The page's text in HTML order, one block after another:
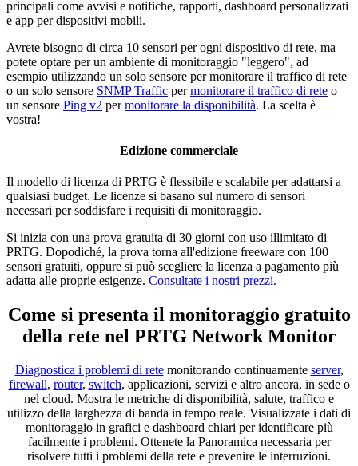
principali come avvisi e notifiche, rapporti, dashboard personalizzati
e app per dispositivi mobili.
Avrete bisogno di circa 10 sensori per ogni dispositivo di rete, ma
potete optare per un ambiente di monitoraggio "leggero", ad
esempio utilizzando un solo sensore per monitorare il traffico di rete
o un solo sensore SNMP Traffic permonitorare il traffico di rete o
un sensore Ping v2 permonitorare la disponibilità. La scelta è
vostra!
Edizione commerciale
Il modello di licenza di PRTG è flessibile e scalabile per adattarsi a
qualsiasi budget. Le licenze si basano sul numero di sensori
necessari per soddisfare i requisiti di monitoraggio.
Si inizia con una prova gratuita di 30 giorni con uso illimitato di
PRTG. Dopodiché, la prova torna all'edizione freeware con 100
sensori gratuiti, oppure si può scegliere la licenza a pagamento più
adatta alle proprie esigenze. Consultate i nostri prezzi.
Come si presenta il monitoraggio gratuito
della rete nel PRTG Network Monitor
Diagnostica i problemi di retemonitorando continuamente server,
firewall, router, switch, applicazioni, servizi e altro ancora, in sede o
nel cloud. Mostra le metriche di disponibilità, salute, traffico e
utilizzo della larghezza di banda in tempo reale. Visualizzate i dati di
monitoraggio in grafici e dashboard chiari per identificare più
facilmente i problemi. Ottenete la Panoramica necessaria per
risolvere tutti i problemi della rete e prevenire le interruzioni.